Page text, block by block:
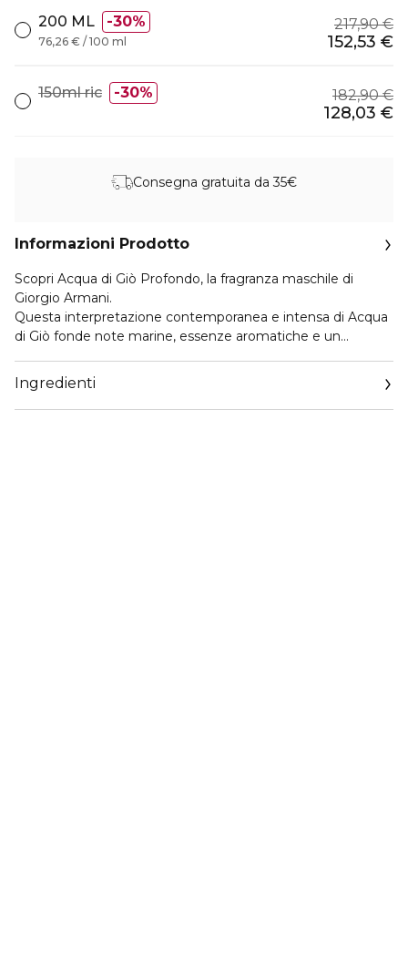
200 ML 30% 217,90 €
152,53 €
76,26 € / 100 ml
150ml ric 30% 182,90 €
128,03 €
Consegna gratuita da 35€
Informazioni Prodotto
Scopri Acqua di Giò Profondo, la fragranza maschile di
Giorgio Armani.
Questa interpretazione contemporanea e intensa di Acqua
di Giò fonde note marine, essenze aromatiche e un
origini: il mare.
Come dopo un tuffo nell’intenso blu del mare, i sensi sono
risvegliati dal mandarino verde e dal bergamotto e le
Ingredienti